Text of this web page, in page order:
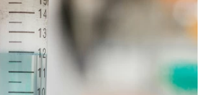
teikiamos paslaugos
išvežimas
teikiamos paslaugos verslui
apskaita
zonos